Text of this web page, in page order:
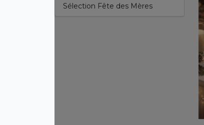
Sélection Fête des Mères